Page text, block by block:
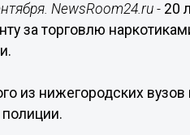
NewsRoom24.ru - 20
за торговлю
из нижегородских